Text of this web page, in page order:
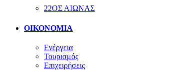
22ΟΣ ΑΙΩΝΑΣ
ΟΙΚΟΝΟΜΙΑ
Ενέργεια
Τουρισμός
Επιχειρήσεις